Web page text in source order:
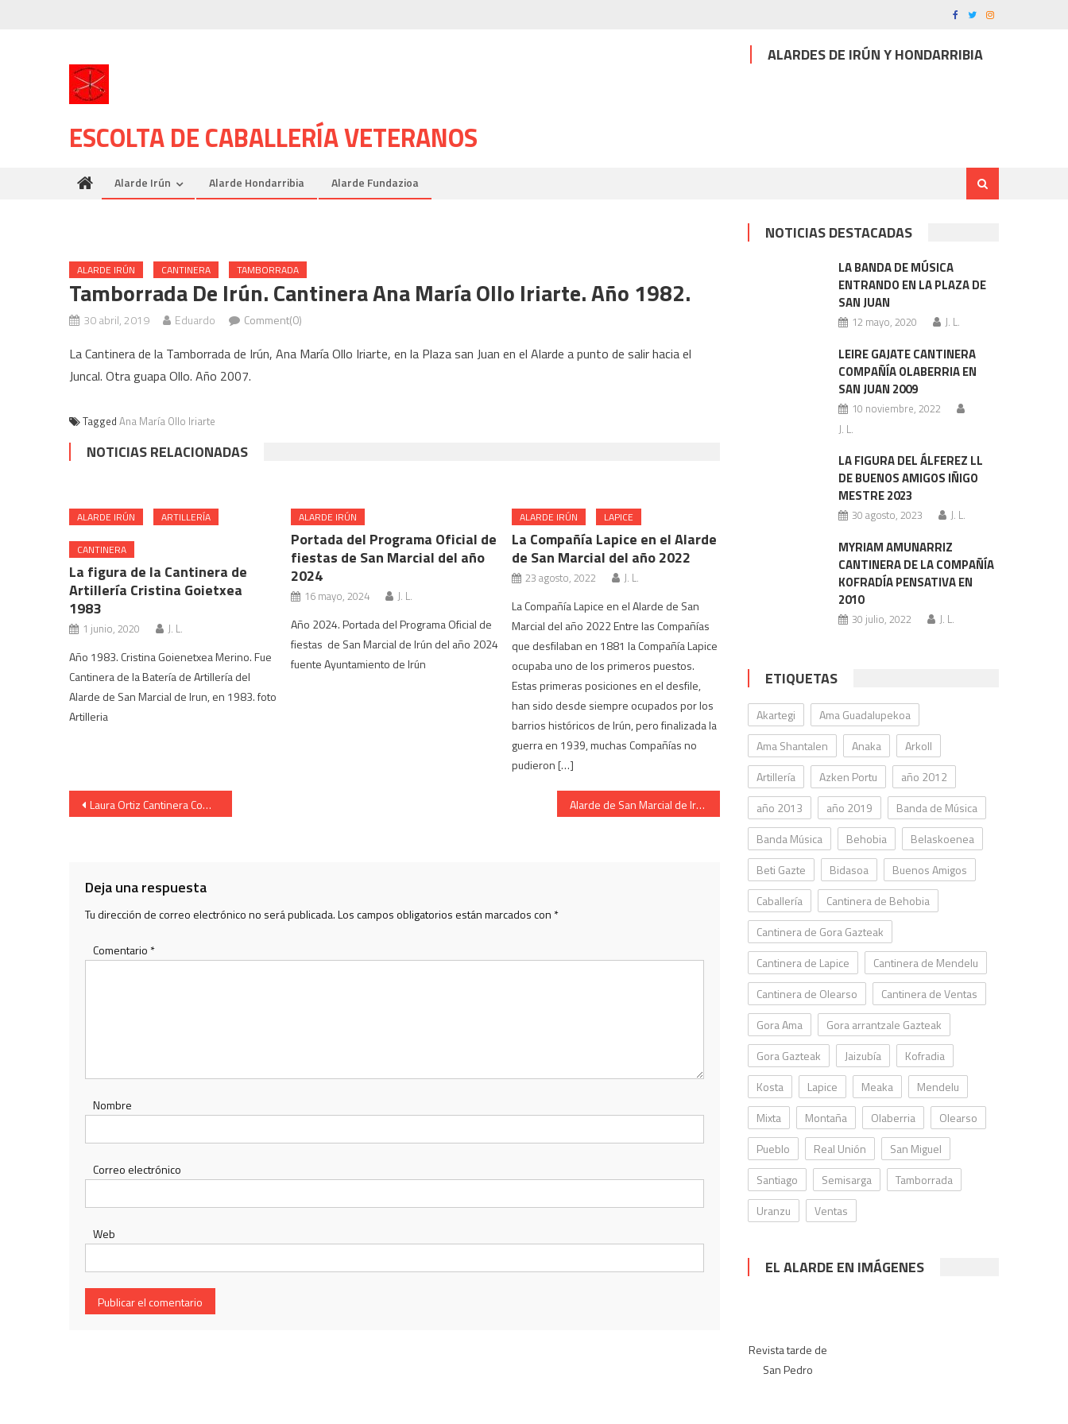
ESCOLTA DE CABALLERÍA VETERANOS
ALARDES DE IRÚN Y HONDARRIBIA
Alarde Irún Alarde Hondarribia Alarde Fundazioa
ALARDE IRÚN CANTINERA TAMBORRADA
Tamborrada De Irún. Cantinera Ana María Ollo Iriarte. Año 1982.
30 abril, 2019 Eduardo Comment(0)
La Cantinera de la Tamborrada de Irún, Ana María Ollo Iriarte, en la Plaza san Juan en el Alarde a punto de salir hacia el
Juncal. Otra guapa Ollo. Año 2007.
Tagged Ana María Ollo Iriarte
NOTICIAS RELACIONADAS
ALARDE IRÚN ARTILLERÍA
CANTINERA
La figura de la Cantinera de
Artillería Cristina Goietxea
1983
1 junio, 2020 J. L.
Año 1983. Cristina Goienetxea Merino. Fue
Cantinera de la Batería de Artillería del
Alarde de San Marcial de Irun, en 1983. foto
Artilleria
ALARDE IRÚN
Portada del Programa Oficial de
fiestas de San Marcial del año
2024
16 mayo, 2024 J. L.
Año 2024. Portada del Programa Oficial de
fiestas de San Marcial de Irún del año 2024
fuente Ayuntamiento de Irún
ALARDE IRÚN LAPICE
La Compañía Lapice en el Alarde
de San Marcial del año 2022
23 agosto, 2022 J. L.
La Compañía Lapice en el Alarde de San
Marcial del año 2022 Entre las Compañías
que desfilaban en 1881 la Compañía Lapice
ocupaba uno de los primeros puestos.
Estas primeras posiciones en el desfile,
han sido desde siempre ocupados por los
barrios históricos de Irún, pero finalizada la
guerra en 1939, muchas Compañías no
pudieron […]
Navegación
Laura Ortiz Cantinera Compañía Meaka calle Mayor 2007. Alarde de San Marcial de Irun. Compañia Real Union.
Deja una respuesta
Tu dirección de correo electrónico no será publicada.Los campos obligatorios están marcados con *
Comentario *
Nombre
Correo electrónico
Web
NOTICIAS DESTACADAS
LA BANDA DE MÚSICA
ENTRANDO EN LA PLAZA DE
SAN JUAN
12 mayo, 2020 J. L.
LEIRE GAJATE CANTINERA
COMPAÑÍA OLABERRIA EN
SAN JUAN 2009
10 noviembre, 2022
J. L.
LA FIGURA DEL ÁLFEREZ LL
DE BUENOS AMIGOS IÑIGO
MESTRE 2023
30 agosto, 2023 J. L.
MYRIAM AMUNARRIZ
CANTINERA DE LA COMPAÑÍA
KOFRADÍA PENSATIVA EN
2010
30 julio, 2022 J. L.
ETIQUETAS
Akartegi
Ama Guadalupekoa
Ama Shantalen
Anaka
Arkoll
Artillería
Azken Portu
año 2012
año 2013
año 2019
Banda de Música
Banda Música
Behobia
Belaskoenea
Beti Gazte
Bidasoa
Buenos Amigos
Caballería
Cantinera de Behobia
Cantinera de Gora Gazteak
Cantinera de Lapice
Cantinera de Mendelu
Cantinera de Olearso
Cantinera de Ventas
Gora Ama
Gora arrantzale Gazteak
Gora Gazteak
Jaizubía
Kofradia
Kosta
Lapice Meaka
Mendelu
Mixta
Montaña Olaberria
Olearso
Pueblo
Real Unión
San Miguel
Santiago
Semisarga
Tamborrada
Uranzu
Ventas
EL ALARDE EN IMÁGENES
Revista tarde de
San Pedro